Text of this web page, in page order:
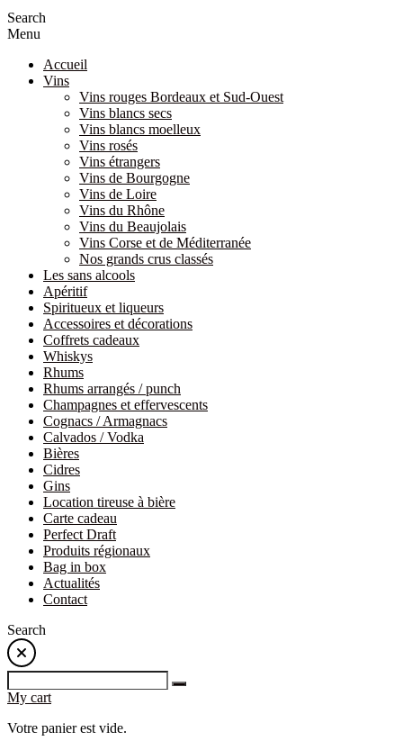
Search
Menu
Accueil
Vins
Vins rouges Bordeaux et Sud-Ouest
Vins blancs secs
Vins blancs moelleux
Vins rosés
Vins étrangers
Vins de Bourgogne
Vins de Loire
Vins du Rhône
Vins du Beaujolais
Vins Corse et de Méditerranée
Nos grands crus classés
Les sans alcools
Apéritif
Spiritueux et liqueurs
Accessoires et décorations
Coffrets cadeaux
Whiskys
Rhums
Rhums arrangés / punch
Champagnes et effervescents
Cognacs / Armagnacs
Calvados / Vodka
Bières
Cidres
Gins
Location tireuse à bière
Carte cadeau
Perfect Draft
Produits régionaux
Bag in box
Actualités
Contact
Search
My cart
Votre panier est vide.